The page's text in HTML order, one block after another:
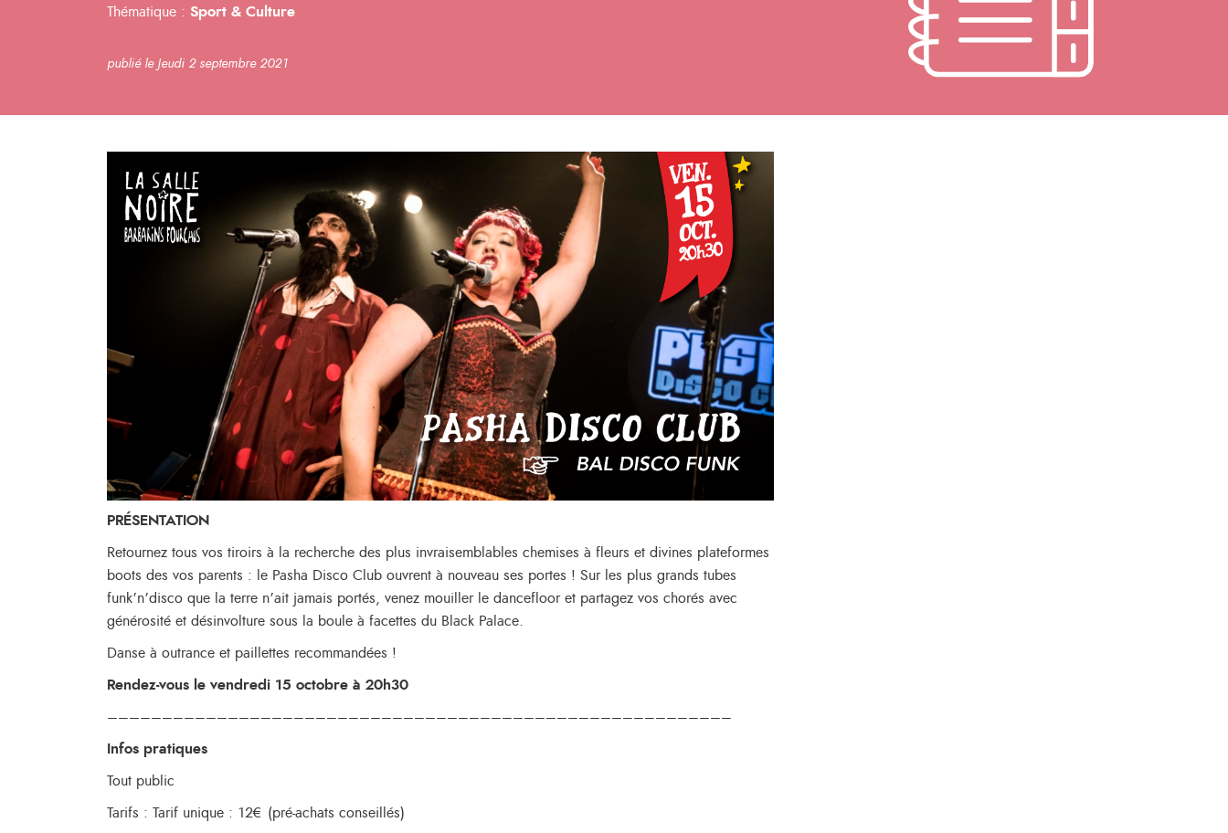
Thématique : Sport & Culture
publié le Jeudi 2 septembre 2021
PRÉSENTATION
Retournez tous vos tiroirs à la recherche des plus invraisemblables chemises à fleurs et divines plateformes
boots des vos parents : le Pasha Disco Club ouvrent à nouveau ses portes ! Sur les plus grands tubes
funk’n’disco que la terre n’ait jamais portés, venez mouiller le dancefloor et partagez vos chorés avec
générosité et désinvolture sous la boule à facettes du Black Palace.
Danse à outrance et paillettes recommandées !
Rendez-vous le vendredi 15 octobre à 20h30
–––––––––––––––––––––––––––––––––––––––––––––––––––––––––
Infos pratiques
Tout public
Tarifs : Tarif unique : 12€ (pré-achats conseillés)